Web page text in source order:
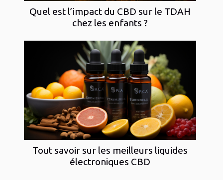
Quel est l’impact du CBD sur le TDAH
chez les enfants ?
Tout savoir sur les meilleurs liquides
électroniques CBD